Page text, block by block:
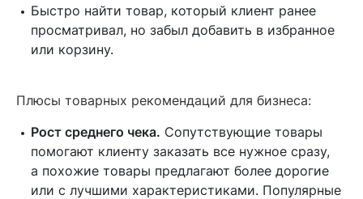
Быстро найти товар, который клиент ранее
просматривал, но забыл добавить в избранное
или корзину.
Плюсы товарных рекомендаций для бизнеса:
Рост среднего чека. Сопутствующие товары
помогают клиенту заказать все нужное сразу,
а похожие товары предлагают более дорогие
или с лучшими характеристиками. Популярные